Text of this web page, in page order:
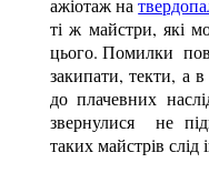
ажіотаж на
ті ж майстри, які
цього. Помилки
закипати, текти, а
до плачевних
звернулися не
таких майстрів слід